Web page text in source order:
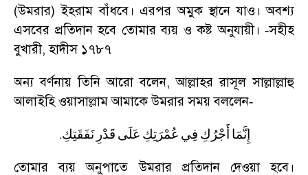
(উমরার) ইহরাম বাঁধবে। এরপর অমুক স্থানে যাও। অবশ্য
এসবের প্রতিদান হবে তোমার ব্যয় ও কষ্ট অনুযায়ী। -সহীহ
বুখারী,হাদীস ১৭৮৭
অন্য বর্ণনায় তিনি আরো বলেন,আল্লাহর রাসূল সাল্লাল্লাহু
আলাইহি ওয়াসাল্লাম আমাকে উমরার সময় বললেন-
إِنَّمَا أَجْرُكِ فِي عُمْرَتِكِ عَلَى قَدْرِ نَفَقَتِكِ.
তোমার ব্যয় অনুপাতে উমরার প্রতিদান দেওয়া হবে।